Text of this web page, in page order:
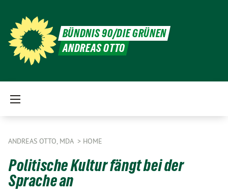
BÜNDNIS 90/DIE GRÜNEN
ANDREAS OTTO
ANDREAS OTTO, MDA HOME
Politische Kultur fängt bei der
Sprache an